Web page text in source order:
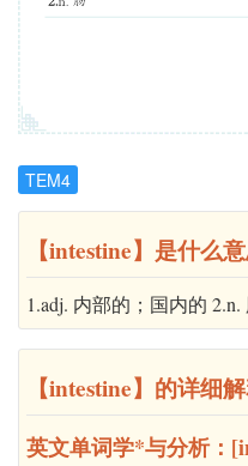
TEM4
【intestine】是什么
1.adj. 内部的；国内的 2.n.
【intestine】的详细
英文单词学*与分析：